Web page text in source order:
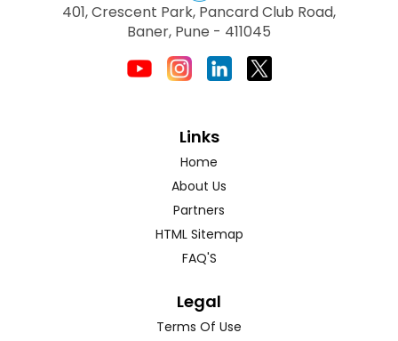
401, Crescent Park, Pancard Club Road,
Baner, Pune - 411045
Links
Home
About Us
Partners
HTML Sitemap
FAQ'S
Legal
Terms Of Use